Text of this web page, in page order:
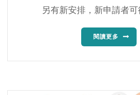
另有新安排，新申請者
閱讀更多